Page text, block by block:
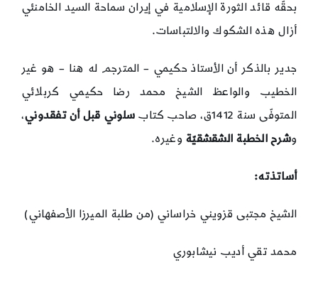
بحقّه قائد الثورة الإسلامية في إيران سماحة السيد الخامنئي
أزال هذه الشكوك والالتباسات.
جدير بالذكر أن الأستاذ حكيمي – المترجم له هنا – هو غير
الخطيب والواعظ الشيخ محمد رضا حكيمي كربلائي
المتوفّى سنة 1412ق، صاحب كتاب
سلوني قبل أن تفقدوني،
وشرح الخطبة الشقشقيّة وغيره.
أساتذته:
الشيخ مجتبی قزويني خراساني (من طلبة الميرزا الأصفهاني)
محمد تقي أديب نيشابوري